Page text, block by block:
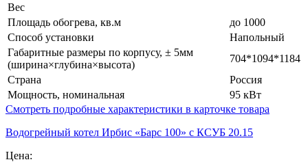
Вес
Площадь обогрева, кв.м
до 1000
Способ установки
Напольный
Габаритные размеры по корпусу, ± 5мм
(ширина×глубина×высота)
704*1094*1184
Страна
Россия
Мощность, номинальная
95 кВт
Смотреть подробные характеристики в карточке товара
Водогрейный котел Ирбис «Барс 100» с КСУБ 20.15
Цена: